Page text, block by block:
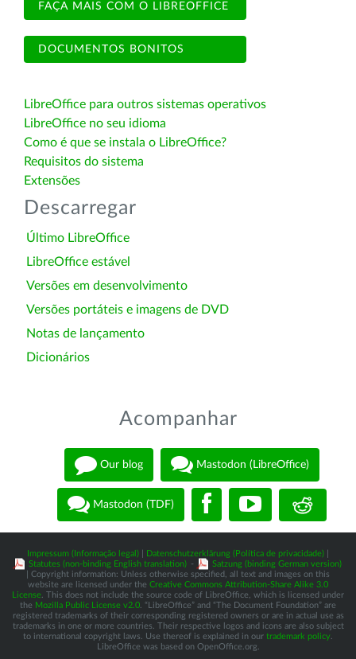
FAÇA MAIS COM O LIBREOFFICE
DOCUMENTOS BONITOS
LibreOffice para outros sistemas operativos
LibreOffice no seu idioma
Como é que se instala o LibreOffice?
Requisitos do sistema
Extensões
Descarregar
Último LibreOffice
LibreOffice estável
Versões em desenvolvimento
Versões portáteis e imagens de DVD
Notas de lançamento
Dicionários
Acompanhar
Our blog Mastodon (LibreOffice)
Mastodon (TDF)
Impressum (Informação legal) Datenschutzerklärung (Política de privacidade)
Statutes (non-binding English translation) -
Satzung (binding German version)
| Copyright information: Unless otherwise specified, all text and images on this
website are licensed under the Creative Commons Attribution-Share Alike 3.0
License . This does not include the source code of LibreOffice, which is licensed under
the Mozilla Public License v2.0 . “LibreOffice” and “The Document Foundation” are
registered trademarks of their corresponding registered owners or are in actual use as
trademarks in one or more countries. Their respective logos and icons are also subject
to international copyright laws. Use thereof is explained in our trademark policy
LibreOffice was based on OpenOffice.org.